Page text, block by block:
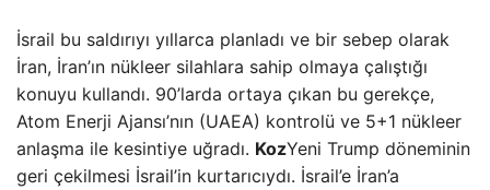
İsrail bu saldırıyı yıllarca planladı ve bir sebep olarak
İran, İran’ın nükleer silahlara sahip olmaya çalıştığı
konuyu kullandı. 90’larda ortaya çıkan bu gerekçe,
Atom Enerji Ajansı’nın (UAEA) kontrolü ve 5+1 nükleer
anlaşma ile kesintiye uğradı. KozYeni Trump döneminin
geri çekilmesi İsrail’in kurtarıcıydı. İsrail’e İran’a